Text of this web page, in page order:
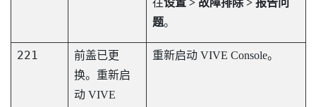
往设置 > 故障排除 > 报告问
题。
221
前盖已更
换。重新启
动 VIVE
重新启动 VIVE Console。